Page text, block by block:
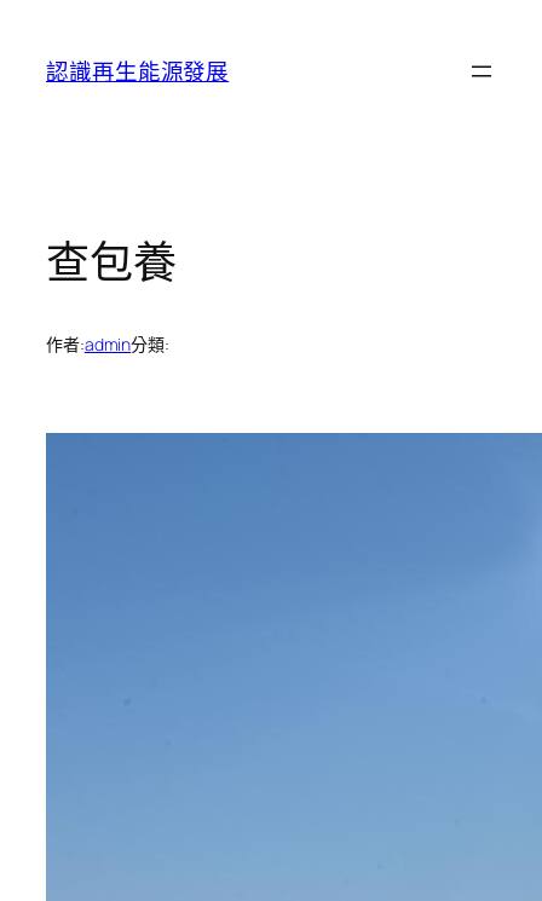
認識再生能源發展
查包養
作者:admin分類: